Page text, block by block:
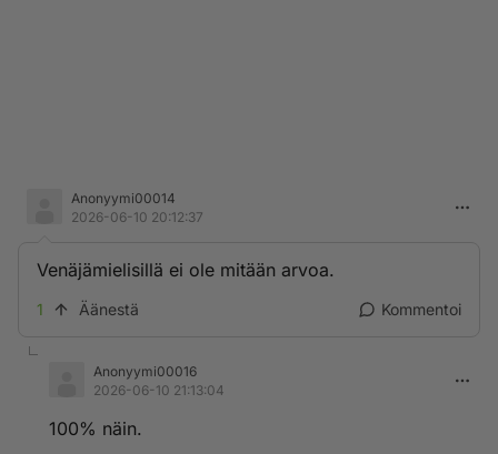
Anonyymi00014
2026-06-10 20:12:37
Venäjämielisillä ei ole mitään arvoa.
1 Äänestä Kommentoi
Anonyymi00016
2026-06-10 21:13:04
100% näin.